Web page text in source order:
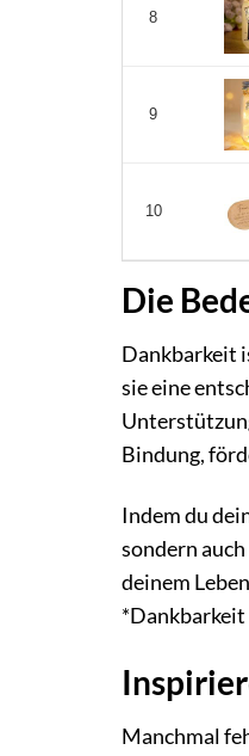
8
9
10
Die
Dankbarkeit
sie eine
Bindung,
Indem du
sondern
deinem
*Dankbarkeit
Manchmal